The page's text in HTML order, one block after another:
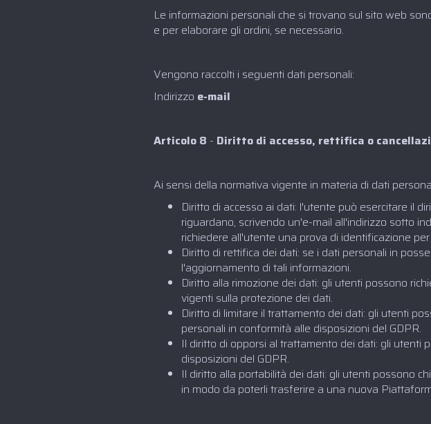
Le informazioni personali che si trovano sul sito web
e per elaborare gli ordini, se necessario.
Vengono raccolti i seguenti dati personali:
Indirizzo e-mail‍
Articolo 8 - Diritto di accesso, rettifica o
Ai sensi della normativa vigente in materia di dati
Diritto di accesso ai dati: l'utente può esercitare il
riguardano, scrivendo un'e-mail all'indirizzo sotto
richiedere all'utente una prova di identificazione
Diritto di rettifica dei dati: se i dati personali in
l'aggiornamento di tali informazioni.
Diritto alla rimozione dei dati: gli utenti possono
vigenti sulla protezione dei dati.
Diritto di limitare il trattamento dei dati: gli utenti
personali in conformità alle disposizioni del GDPR.
Il diritto di opporsi al trattamento dei dati: gli
disposizioni del GDPR.
Il diritto alla portabilità dei dati: gli utenti possono
in modo da poterli trasferire a una nuova